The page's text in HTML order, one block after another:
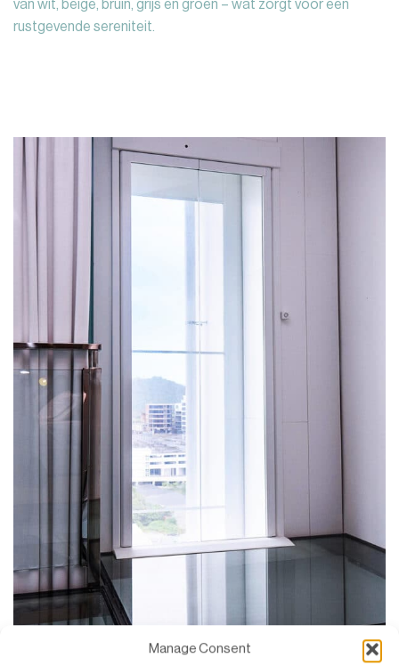
Manage Consent
van wit, beige, bruin, grijs en groen – wat zorgt voor een
rustgevende sereniteit.
SWIFT met uitzicht op Likas Bay en de omgeving.